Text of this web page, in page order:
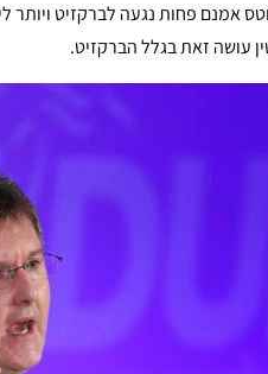
אמנם פחות נגעה לברקזיט ויותר
עושה זאת בגלל הברקזיט.